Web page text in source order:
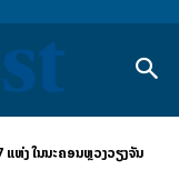
ຫ່ງ ໃນນະຄອນຫຼວງວຽງຈັນ